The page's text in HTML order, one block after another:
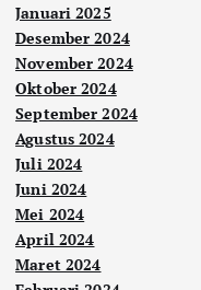
Januari 2025
Desember 2024
November 2024
Oktober 2024
September 2024
Agustus 2024
Juli 2024
Juni 2024
Mei 2024
April 2024
Maret 2024